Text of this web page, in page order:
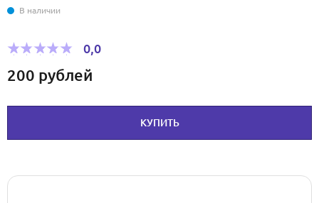
В наличии
0,0
200 рублей
КУПИТЬ